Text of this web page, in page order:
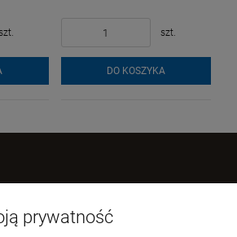
szt.
DO KOSZYKA
prywatność